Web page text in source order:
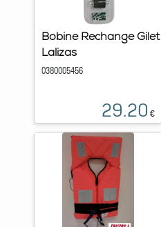
Bobine Rechange Gilet
Lalizas
0380005456
29.20 €